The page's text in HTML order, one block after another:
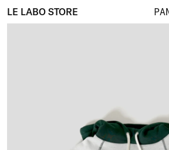
LE LABO STORE